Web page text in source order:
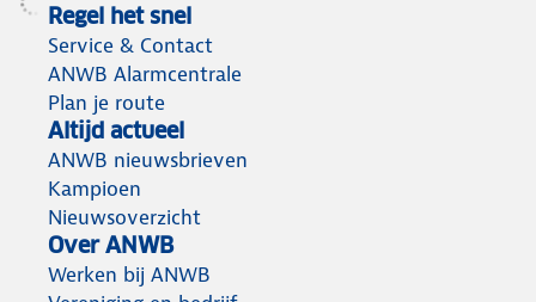
Regel het snel
Service & Contact
ANWB Alarmcentrale
Plan je route
Altijd actueel
ANWB nieuwsbrieven
Kampioen
Nieuwsoverzicht
Over ANWB
Werken bij ANWB